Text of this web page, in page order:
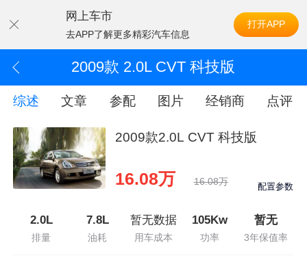
网上车市
去APP了解更多精彩汽车信息
打开APP
2009款 2.0L CVT 科技版
综述 文章 参配 图片 经销商 点评
2009款2.0L CVT 科技版
16.08万 16.08万 配置参数
2.0L
排量
7.8L
油耗
暂无数据
用车成本
105Kw
功率
暂无
3年保值率